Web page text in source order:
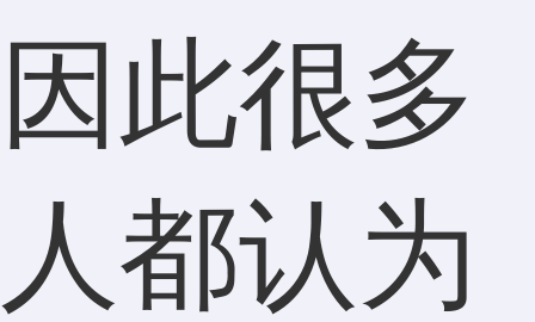
因此很多
人都认为